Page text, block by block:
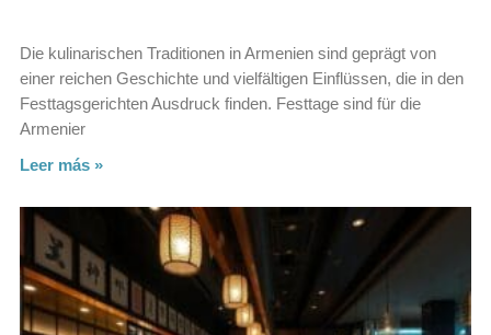
Die kulinarischen Traditionen in Armenien sind geprägt von
einer reichen Geschichte und vielfältigen Einflüssen, die in den
Festtagsgerichten Ausdruck finden. Festtage sind für die
Armenier
Leer más »